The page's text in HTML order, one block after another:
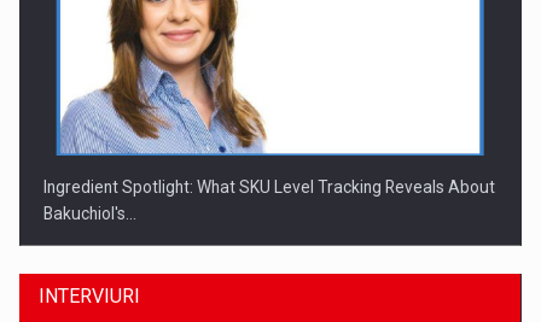
Ingredient Spotlight: What SKU Level Tracking Reveals About
Bakuchiol's…
INTERVIURI